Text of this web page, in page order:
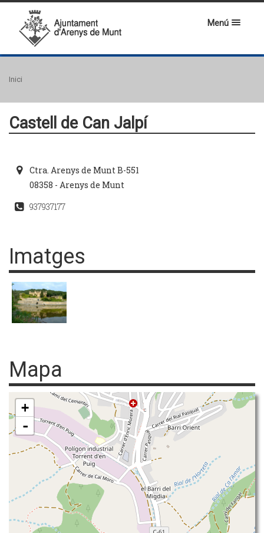
Menú
Inici
Castell de Can Jalpí
Ctra. Arenys de Munt B-551
08358 - Arenys de Munt
937937177
Imatges
Mapa
+
-